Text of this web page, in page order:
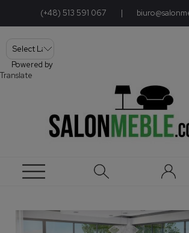
(+48) 513 591 067 |
Powered by
Translate